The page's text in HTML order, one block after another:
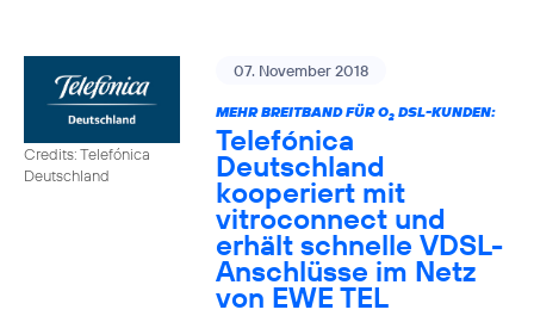
Credits: Telefónica
Deutschland
07. November 2018
MEHR BREITBAND FÜR O2DSL-KUNDEN:
Telefónica
Deutschland
kooperiert mit
vitroconnect und
erhält schnelle VDSL-
Anschlüsse im Netz
von EWE TEL